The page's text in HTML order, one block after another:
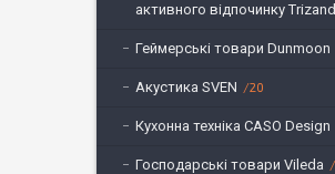
активного відпочинку Trizand
Геймерські товари Dunmoon
Акустика SVEN 20
Кухонна техніка CASO Design
Господарські товари Vileda